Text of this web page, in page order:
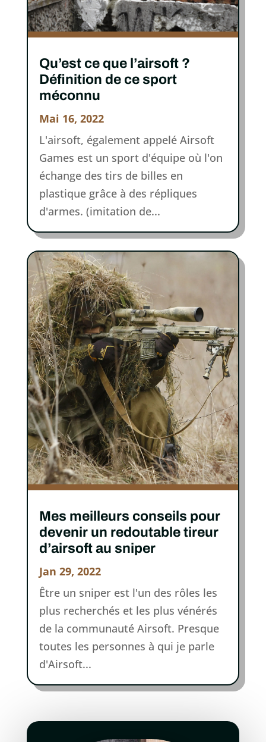
Qu’est ce que l’airsoft ?
Définition de ce sport
méconnu
Mai 16, 2022
L'airsoft, également appelé Airsoft
Games est un sport d'équipe où l'on
échange des tirs de billes en
plastique grâce à des répliques
d'armes. (imitation de...
Mes meilleurs conseils pour
devenir un redoutable tireur
d’airsoft au sniper
Jan 29, 2022
Être un sniper est l'un des rôles les
plus recherchés et les plus vénérés
de la communauté Airsoft. Presque
toutes les personnes à qui je parle
d'Airsoft...